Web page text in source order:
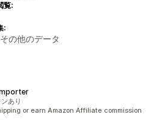
覧:
:
の他のデータ
あり
or earn Amazon Affiliate commission